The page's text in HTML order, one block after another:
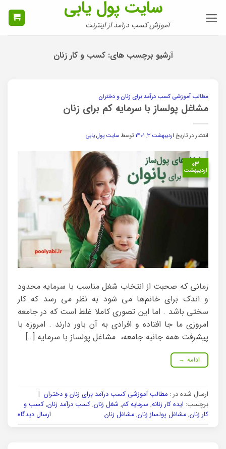
سایت پول یابی
آموزش کسب درآمد از اینترنت
آرشیو برچسب های:کسب و کار زنان
مطالب آموزشی کسب درآمد برای زنان و دختران
مشاغل پولساز با سرمایه کم برای زنان
انتشار در تاریخ اردیبهشت ۳, ۱۴۰۱ توسط سایت پول یابی
۰۳
اردیبهشت
زمانی که صحبت از انتخاب شغل مناسب با سرمایه محدود
و اندک برای خانم‌ها می شود به نظر می رسد که کار
سختی باشد . اما این تصوری کاملا غلط است که در جامعه
امروزی ما جا افتاده و افرادی به آن باور دارند . امروزه با
پیشرفت همه جانبه جامعه، مشاغل پولساز با سرمایه […]
ادامه →
ارسال شده در : مطالب آموزشی کسب درآمد برای زنان و دختران |
برچسب: ایده کار زنانه, سرمایه کم, شغل زنان, کسب درآمد زنان, کسب و
کار زنان, مشاغل پولساز زنان, مشاغل زنان ارسال دیدگاه